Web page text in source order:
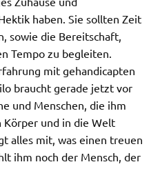
haben. Sie sollten Zeit
sowie die Bereitschaft,
Tempo zu begleiten.
mit gehandicapten
braucht gerade jetzt vor
und Menschen, die ihm
und in die Welt
alles mit, was einen treuen
ihm noch der Mensch, der